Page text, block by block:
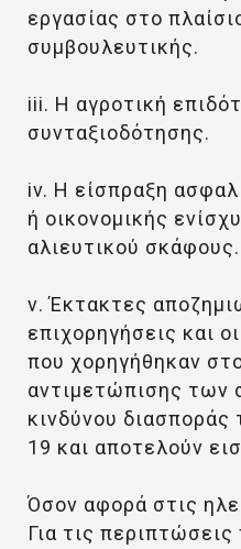
εργασίας στο
συμβουλευτικής.
iii. Η αγροτική
συνταξιοδότησης.
iv. Η είσπραξη
ή οικονομικής
αλιευτικού σκάφους.
ν. Έκτακτες
επιχορηγήσεις και
που χορηγήθηκαν
αντιμετώπισης των
κινδύνου διασποράς
19 και αποτελούν
Όσον αφορά στις
Για τις